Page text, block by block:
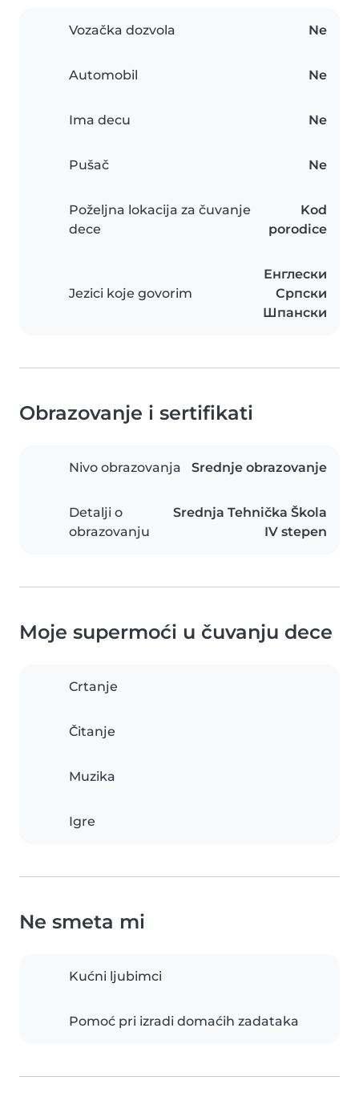
Vozačka dozvola Ne
Automobil Ne
Ima decu Ne
Pušač Ne
Poželjna lokacija za čuvanje
dece
Kod
porodice
Jezici koje govorim
Енглески
Српски
Шпански
Obrazovanje i sertifikati
Nivo obrazovanja Srednje obrazovanje
Detalji o
obrazovanju
Srednja Tehnička Škola
IV stepen
Moje supermoći u čuvanju dece
Crtanje
Čitanje
Muzika
Igre
Ne smeta mi
Kućni ljubimci
Pomoć pri izradi domaćih zadataka